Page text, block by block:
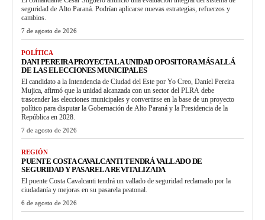
seguridad de Alto Paraná. Podrían aplicarse nuevas estrategias, refuerzos y
cambios.
7 de agosto de 2026
POLÍTICA
DANI PEREIRA PROYECTA LA UNIDAD OPOSITORA MÁS ALLÁ
DE LAS ELECCIONES MUNICIPALES
El candidato a la Intendencia de Ciudad del Este por Yo Creo, Daniel Pereira
Mujica, afirmó que la unidad alcanzada con un sector del PLRA debe
trascender las elecciones municipales y convertirse en la base de un proyecto
político para disputar la Gobernación de Alto Paraná y la Presidencia de la
República en 2028.
7 de agosto de 2026
REGIÓN
PUENTE COSTA CAVALCANTI TENDRÁ VALLADO DE
SEGURIDAD Y PASARELA REVITALIZADA
El puente Costa Cavalcanti tendrá un vallado de seguridad reclamado por la
ciudadanía y mejoras en su pasarela peatonal.
6 de agosto de 2026